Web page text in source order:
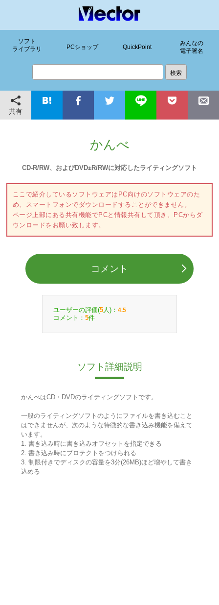
ソフト
ライブラリ
PCショップ QuickPoint
みんなの
電子署名
共有
かんべ
CD-R/RW、およびDVD±R/RWに対応したライティングソフト
ここで紹介しているソフトウェアはPC向けのソフトウェアのた
め、スマートフォンでダウンロードすることができません。
ページ上部にある共有機能でPCと情報共有して頂き、PCからダ
ウンロードをお願い致します。
コメント
ユーザーの評価(5 人)： 4.5
コメント： 5件
ソフト詳細説明
かんべはCD・DVDのライティングソフトです。
一般のライティングソフトのようにファイルを書き込むこと
はできませんが、次のような特徴的な書き込み機能を備えて
います。
1. 書き込み時に書き込みオフセットを指定できる
2. 書き込み時にプロテクトをつけられる
3. 制限付きでディスクの容量を3分(26MB)ほど増やして書き
込める